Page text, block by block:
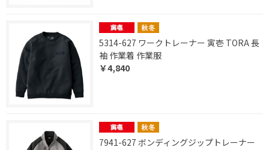
5314-627 ワークトレーナー 寅壱 TORA 長
袖 作業着 作業服
￥4,840
7941-627 ボンディングジップトレーナー